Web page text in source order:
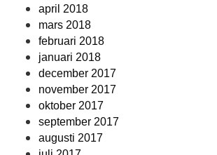
april 2018
mars 2018
februari 2018
januari 2018
december 2017
november 2017
oktober 2017
september 2017
augusti 2017